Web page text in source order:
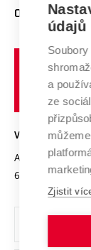
E-přihláška
Doktorské
Podpora
Mezinárodní
Systém
Výzkumné
Transfer
Open Science
Projekty
Projekty ze
Specifický
Zahraniční
Spolupráce se
Služby
Mezinárodní
Univerzitní sítě
O UNIVERZITĚ
Profil univerzity
Udržitelná
Podnikavá
Bezpečná
Vyznamenání
Organizační
Ochrana
VYSOKÉ UČENÍ
Antonínská
602 00 Brno
údajů
a
ze
Zjistit